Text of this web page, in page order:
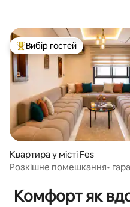
4,98 з 5, відгуки: 90
Топ вибір гостей
Вибір гостей
Квартира у місті Fes
Розкішне помешкання•
Комфорт як